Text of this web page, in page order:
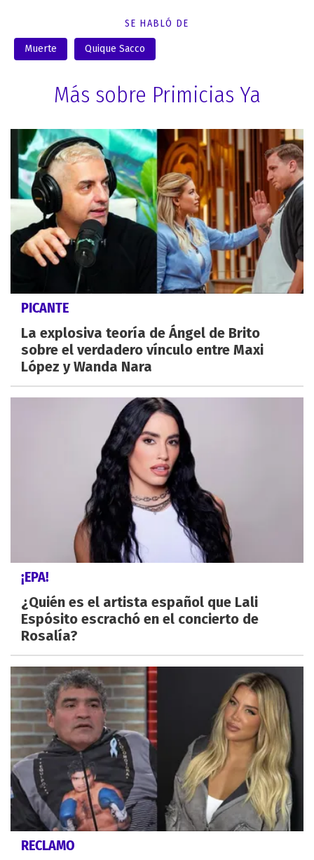
SE HABLÓ DE
Muerte Quique Sacco
Más sobre Primicias Ya
PICANTE
La explosiva teoría de Ángel de Brito
sobre el verdadero vínculo entre Maxi
López y Wanda Nara
¡EPA!
¿Quién es el artista español que Lali
Espósito escrachó en el concierto de
Rosalía?
RECLAMO